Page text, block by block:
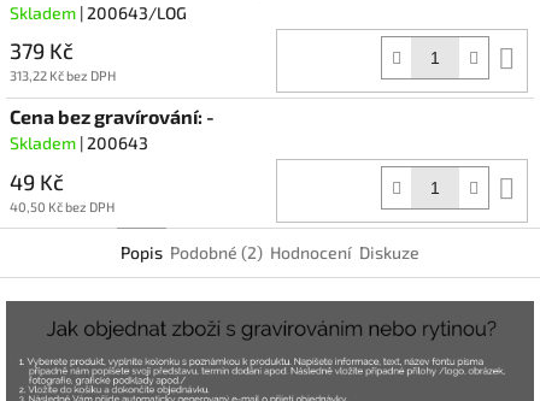
Skladem | 200643/LOG
379 Kč
313,22 Kč bez DPH
Cena bez gravírování: -
Skladem | 200643
49 Kč
40,50 Kč bez DPH
Popis Podobné (2) Hodnocení Diskuze